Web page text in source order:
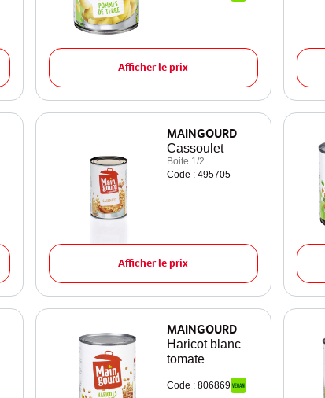
Afficher le prix
MAINGOURD
Cassoulet
Boite 1/2
Code : 495705
Afficher le prix
MAINGOURD
Haricot blanc
tomate
Code : 806869